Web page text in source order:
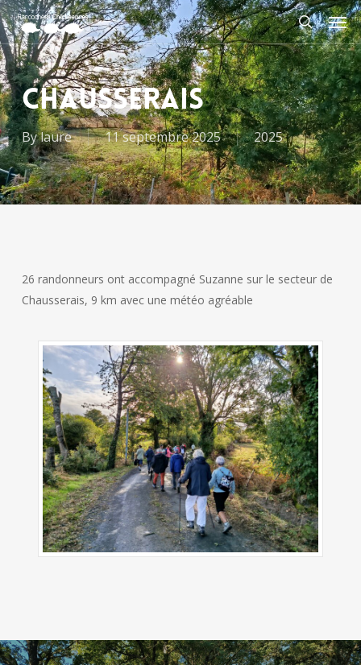
Skip
to
main
content
search
CHAUSSERAIS
Bylaure 11 septembre 2025 2025
26 randonneurs ont accompagné Suzanne sur le secteur de
Chausserais, 9 km avec une météo agréable